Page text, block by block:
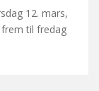
12. mars,
til fredag